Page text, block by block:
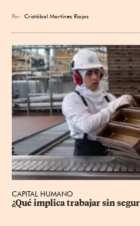
Por Cristóbal Martínez Riojas
CAPITAL HUMANO
¿Qué implica trabajar sin